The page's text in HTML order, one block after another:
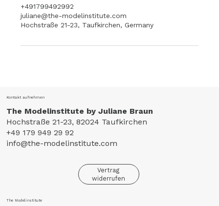
+491799492992
juliane@the-modelinstitute.com
Hochstraße 21-23, Taufkirchen, Germany
Kontakt aufnehmen
The Modelinstitute by Juliane Braun
Hochstraße 21-23, 82024 Taufkirchen
+49 179 949 29 92
info@the-modelinstitute.com
Vertrag
widerrufen
The Modelinstitute